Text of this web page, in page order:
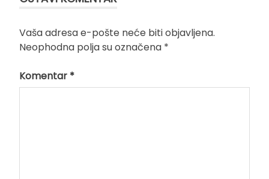
Vaša adresa e-pošte neće biti objavljena.
Neophodna polja su označena *
Komentar *